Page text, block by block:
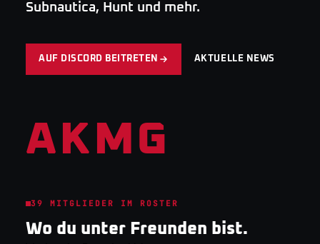
Subnautica, Hunt und mehr.
AUF DISCORD BEITRETEN AKTUELLE NEWS
AKMG
39 MITGLIEDER IM ROSTER
Wo du unter Freunden bist.